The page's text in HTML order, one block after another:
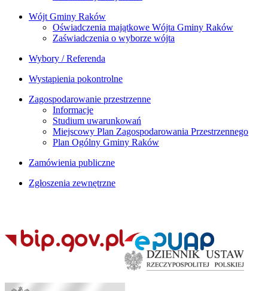
Wójt Gminy Raków
Oświadczenia majątkowe Wójta Gminy Raków
Zaświadczenia o wyborze wójta
Wybory / Referenda
Wystąpienia pokontrolne
Zagospodarowanie przestrzenne
Informacje
Studium uwarunkowań
Miejscowy Plan Zagospodarowania Przestrzennego
Plan Ogólny Gminy Raków
Zamówienia publiczne
Zgłoszenia zewnętrzne